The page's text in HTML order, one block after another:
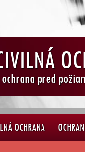
pred
OCHRANA